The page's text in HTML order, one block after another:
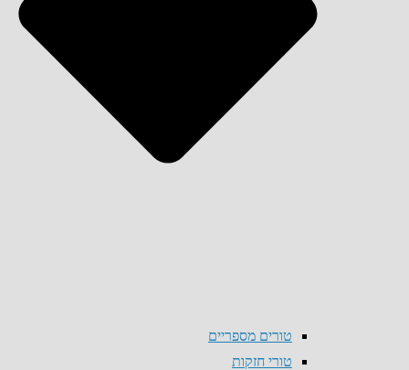
טורים מספריים
טורי חזקות